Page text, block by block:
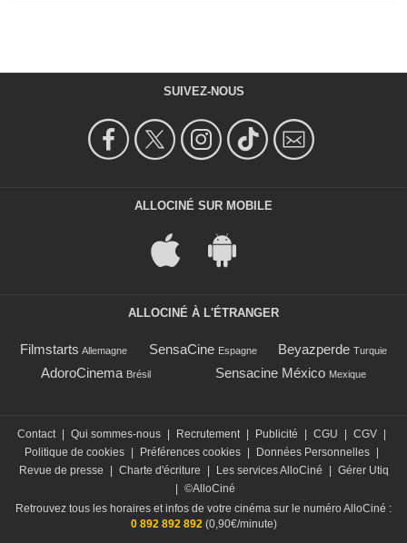
SUIVEZ-NOUS
ALLOCINÉ SUR MOBILE
ALLOCINÉ À L'ÉTRANGER
Filmstarts Allemagne SensaCine Espagne Beyazperde Turquie
AdoroCinema Brésil Sensacine México Mexique
Contact Qui sommes-nous Recrutement Publicité CGU CGV
Politique de cookies
Préférences cookies Données Personnelles
Revue de presse
Charte d'écriture Les services AlloCiné
Gérer Utiq
©AlloCiné
Retrouvez tous les horaires et infos de votre cinéma sur le numéro AlloCiné :
0 892 892 892(0,90€/minute)